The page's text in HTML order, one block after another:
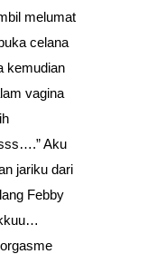
melumat
celana
kemudian
vagina
Aku
jariku dari
Febby